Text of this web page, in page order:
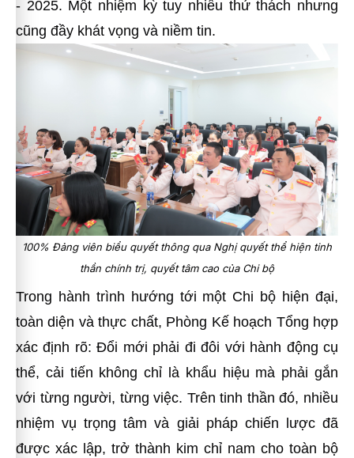
- 2025. Một nhiệm kỳ tuy nhiều thử thách nhưng
cũng đầy khát vọng và niềm tin.
100% Đảng viên biểu quyết thông qua Nghị quyết thể hiện tinh
thần chính trị, quyết tâm cao của Chi bộ
Trong hành trình hướng tới một Chi bộ hiện đại,
toàn diện và thực chất, Phòng Kế hoạch Tổng hợp
xác định rõ: Đổi mới phải đi đôi với hành động cụ
thể, cải tiến không chỉ là khẩu hiệu mà phải gắn
với từng người, từng việc. Trên tinh thần đó, nhiều
nhiệm vụ trọng tâm và giải pháp chiến lược đã
được xác lập, trở thành kim chỉ nam cho toàn bộ